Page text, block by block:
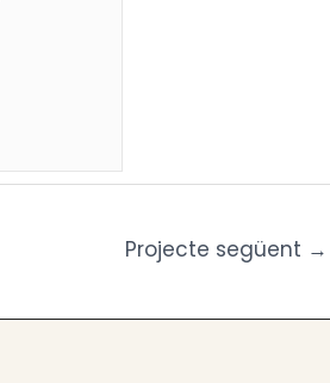
Projecte següent →